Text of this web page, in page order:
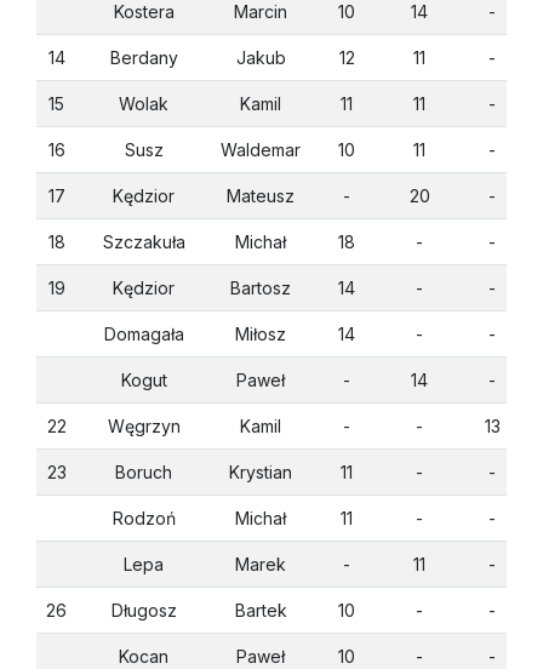
Kostera Marcin 10 14 -
14 Berdany Jakub 12 11 -
15 Wolak Kamil 11 11 -
16 Susz Waldemar 10 11 -
17 Kędzior Mateusz - 20 -
18 Szczakuła Michał 18 - -
19 Kędzior Bartosz 14 - -
Domagała Miłosz 14 - -
Kogut Paweł - 14 -
22 Węgrzyn Kamil - - 13
23 Boruch Krystian 11 - -
Rodzoń Michał 11 - -
Lepa Marek - 11 -
26 Długosz Bartek 10 - -
Kocan Paweł 10 - -